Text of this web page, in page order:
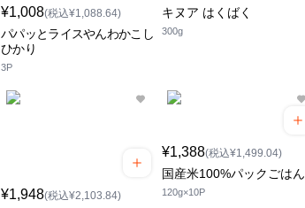
¥1,008(税込¥1,088.64)
パパッとライスやんわかこし
ひかり
3P
キヌア はくばく
300g
¥1,948(税込¥2,103.84)
¥1,388(税込¥1,499.04)
国産米100%パックごはん
120g×10P